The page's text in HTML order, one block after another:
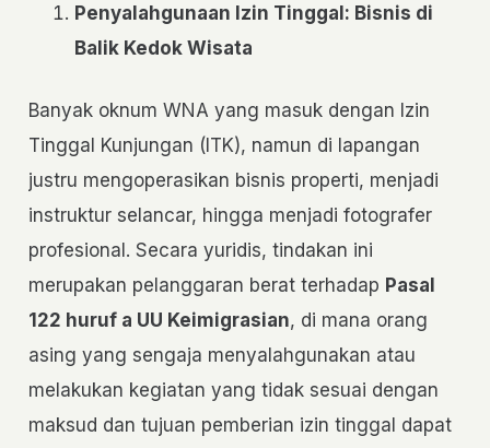
Penyalahgunaan Izin Tinggal: Bisnis di
Balik Kedok Wisata
Banyak oknum WNA yang masuk dengan Izin
Tinggal Kunjungan (ITK), namun di lapangan
justru mengoperasikan bisnis properti, menjadi
instruktur selancar, hingga menjadi fotografer
profesional. Secara yuridis, tindakan ini
merupakan pelanggaran berat terhadap Pasal
122 huruf a UU Keimigrasian, di mana orang
asing yang sengaja menyalahgunakan atau
melakukan kegiatan yang tidak sesuai dengan
maksud dan tujuan pemberian izin tinggal dapat